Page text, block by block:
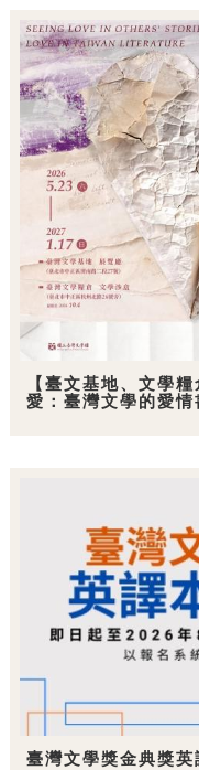
【臺文基地、文學
愛：臺灣文學的愛情
臺灣文學獎金典獎